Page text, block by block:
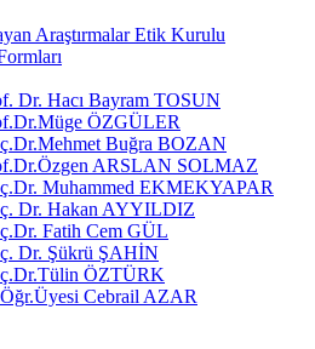
Araştırmalar Etik Kurulu
Dr. Hacı Bayram TOSUN
ÖZGÜLER
Buğra BOZAN
ARSLAN SOLMAZ
Muhammed EKMEKYAPAR
Dr. Hakan AYYILDIZ
Fatih Cem GÜL
Dr. Şükrü ŞAHİN
ÖZTÜRK
Cebrail AZAR